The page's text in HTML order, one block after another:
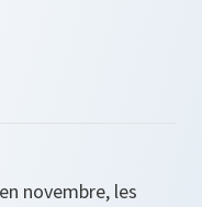
novembre, les